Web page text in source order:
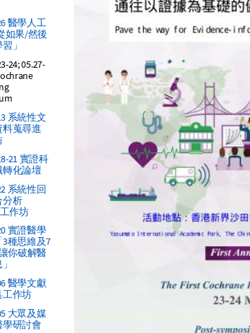
醫學人工
如果/然後
」
24; 05.27-
系統性文
料蒐尋進
21 實證科
化論壇
系統性回
分析
工作坊
實證醫學
種思維及7
你破解醫
醫學文獻
工作坊
大眾及媒
研討會